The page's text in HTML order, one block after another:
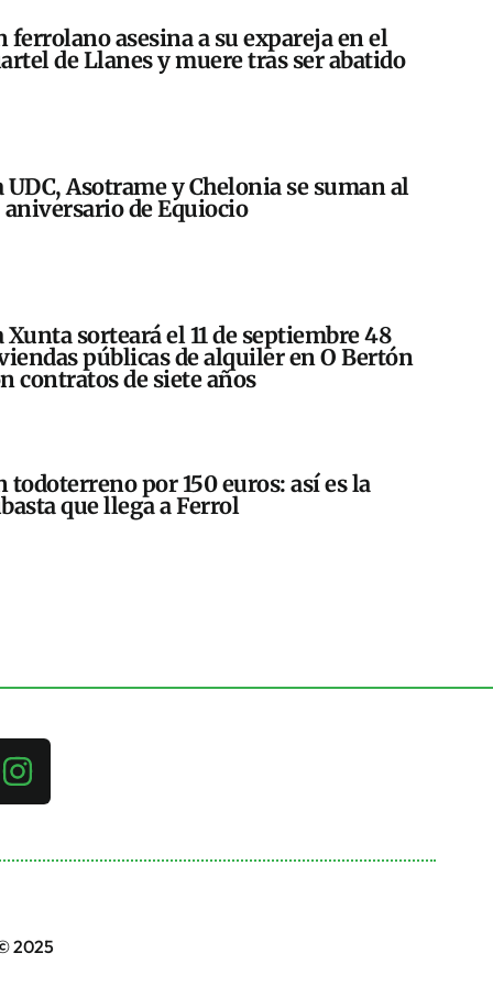
ferrolano asesina a su expareja en el
de Llanes y muere tras ser abatido
UDC, Asotrame y Chelonia se suman al
aniversario de Equiocio
Xunta sorteará el 11 de septiembre 48
públicas de alquiler en O Bertón
contratos de siete años
todoterreno por 150 euros: así es la
que llega a Ferrol
2025